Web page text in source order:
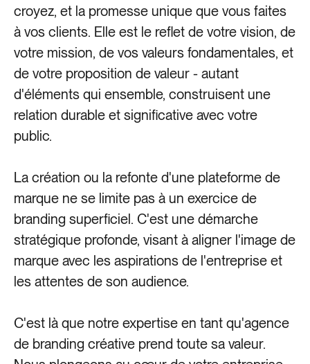
Les Terrasses du Port
croyez, et la promesse unique que vous faites
à vos clients. Elle est le reflet de votre vision, de
votre mission, de vos valeurs fondamentales, et
de votre proposition de valeur - autant
d'éléments qui ensemble, construisent une
relation durable et significative avec votre
public.
La création ou la refonte d'une plateforme de
marque ne se limite pas à un exercice de
branding superficiel. C'est une démarche
stratégique profonde, visant à aligner l'image de
marque avec les aspirations de l'entreprise et
les attentes de son audience.
C'est là que notre expertise en tant qu'agence
de branding créative prend toute sa valeur.